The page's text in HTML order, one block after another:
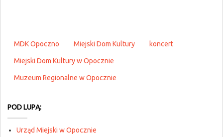
MDK Opoczno Miejski Dom Kultury koncert
Miejski Dom Kultury w Opocznie
Muzeum Regionalne w Opocznie
POD LUPĄ:
Urząd Miejski w Opocznie